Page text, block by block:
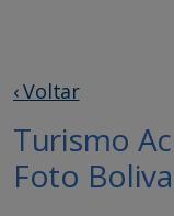
‹ Voltar
Turismo
Foto